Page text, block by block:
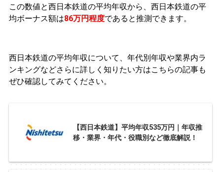
この数値と西日本鉄道の平均年収から、西日本鉄道の平
均ボーナス額は86万円程度であると推測できます。
西日本鉄道の平均年収について、年代別年収や業界内ラ
ンキングなどさらに詳しく知りたい方はこちらの記事も
ぜひ確認してみてください。
【西日本鉄道】平均年収535万円｜年収推
移・業界・年代・役職別など徹底解説！